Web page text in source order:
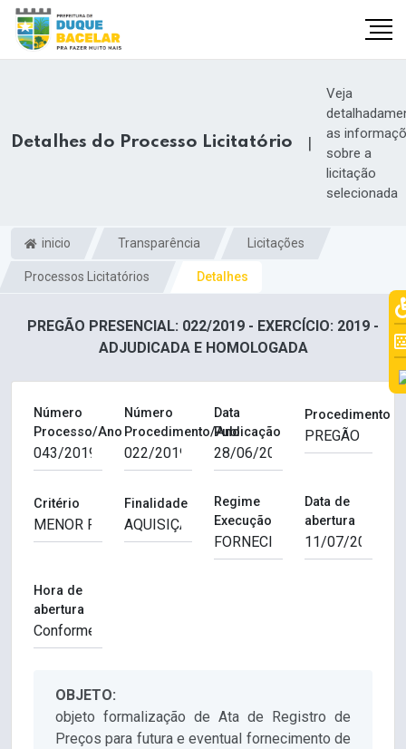
Detalhes do Processo Licitatório |
Veja
as
sobre a
licitação
selecionada
inicio Transparência Licitações
Processos Licitatórios Detalhes
PREGÃO PRESENCIAL: 022/2019 - EXERCÍCIO: 2019 -
ADJUDICADA E HOMOLOGADA
Número
Processo/Ano
Número
Procedimento/Ano
Data
Publicação
Procedimento
Critério Finalidade
Regime
Execução
Data de
abertura
Hora de
abertura
OBJETO:
objeto formalização de Ata de Registro de
Preços para futura e eventual fornecimento de